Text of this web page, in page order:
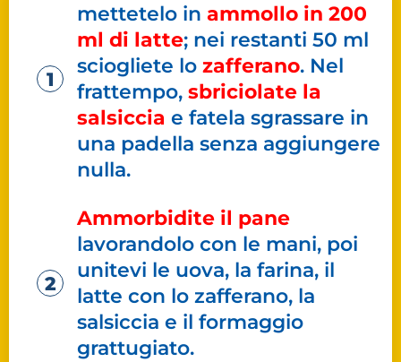
mettetelo in ammollo in 200
ml di latte; nei restanti 50 ml
sciogliete lo zafferano. Nel
frattempo, sbriciolate la
salsiccia e fatela sgrassare in
una padella senza aggiungere
nulla.
Ammorbidite il pane
lavorandolo con le mani, poi
unitevi le uova, la farina, il
latte con lo zafferano, la
salsiccia e il formaggio
grattugiato.